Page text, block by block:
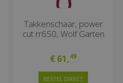
Takkenschaar, power
cut rr650, Wolf Garten
€ 61,49
BESTEL DIRECT